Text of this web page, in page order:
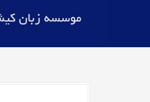
ه
موسسه زبان